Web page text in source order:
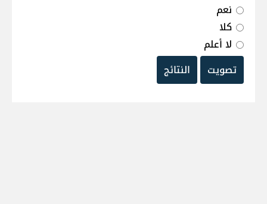
نعم
كلا
لا أعلم
تصويت
النتائج